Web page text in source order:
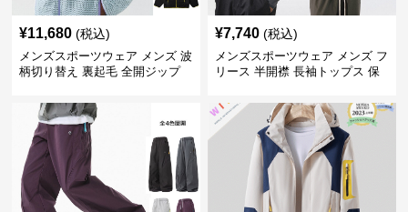
¥11,680 (税込)
メンズスポーツウェア メンズ 波
柄切り替え 裏起毛 全開ジップ
¥7,740 (税込)
メンズスポーツウェア メンズ フ
リース 半開襟 長袖トップス 保